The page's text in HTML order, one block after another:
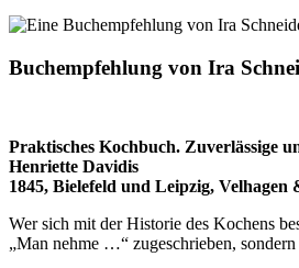
Buchempfehlung von Ira
Praktisches Kochbuch. Zuverlässige
Henriette Davidis
1845, Bielefeld und Leipzig, Velhagen
Wer sich mit der Historie des Kochens
„Man nehme …“ zugeschrieben,